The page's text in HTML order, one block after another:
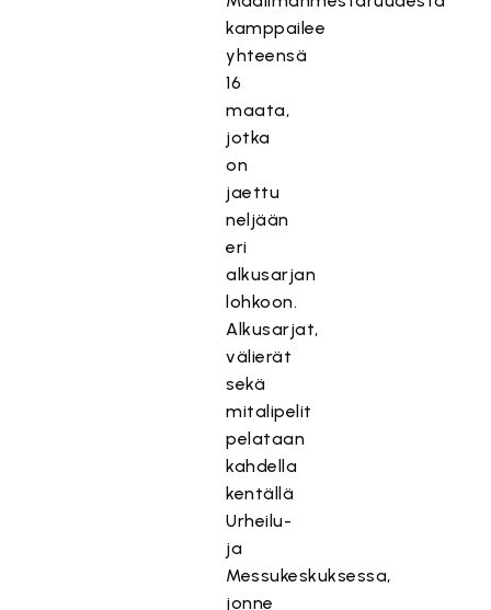
kamppailee
yhteensä
16
maata,
jotka
on
jaettu
neljään
eri
alkusarjan
lohkoon.
Alkusarjat,
välierät
sekä
mitalipelit
pelataan
kahdella
kentällä
Urheilu-
ja
Messukeskuksessa,
jonne